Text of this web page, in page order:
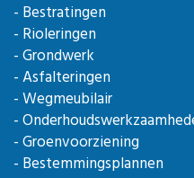
- Bestratingen
- Rioleringen
- Grondwerk
- Asfalteringen
- Wegmeubilair
-
- Groenvoorziening
- Bestemmingsplannen